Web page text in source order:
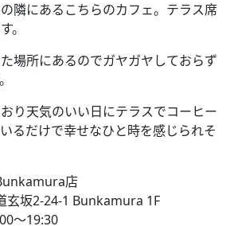
隣にあるこちらのカフェ。テラス席
。
場所にあるのでガヤガヤしておらず
り天気のいい日にテラスでコーヒー
るだけで幸せなひと時を感じられそ
店
玄坂2-24-1 Bunkamura 1F
～19:30